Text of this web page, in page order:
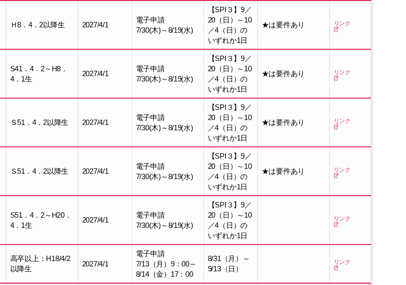
Ｈ8．4．2以降生 2027/4/1
電子申請
7/30(木)～8/19(水)
【SPI３】9／
20（日）～10
／4（日）の
いずれか1日
★は要件あり リンク
S41．4．2～H8．
4．1生
2027/4/1
電子申請
7/30(木)～8/19(水)
【SPI３】9／
20（日）～10
／4（日）の
いずれか1日
★は要件あり リンク
Ｓ51．4．2以降生 2027/4/1
電子申請
7/30(木)～8/19(水)
【SPI３】9／
20（日）～10
／4（日）の
いずれか1日
★は要件あり リンク
Ｓ51．4．2以降生 2027/4/1
電子申請
7/30(木)～8/19(水)
【SPI３】9／
20（日）～10
／4（日）の
いずれか1日
★は要件あり リンク
S51．4．2～H20．
4．1生
2027/4/1
電子申請
7/30(木)～8/19(水)
【SPI３】9／
20（日）～10
／4（日）の
いずれか1日
リンク
高卒以上：H18/4/2
以降生
2027/4/1
電子申請
7/13（月）9：00～
8/14（金）17：00
8/31（月）～
9/13（日）
リンク